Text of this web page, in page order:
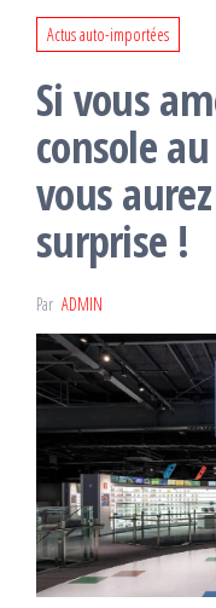
Actus auto-importées
Si vous
console
vous
surprise !
Par ADMIN